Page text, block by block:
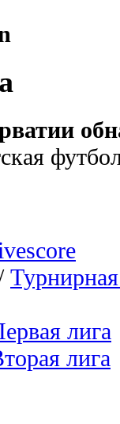
лига
лига